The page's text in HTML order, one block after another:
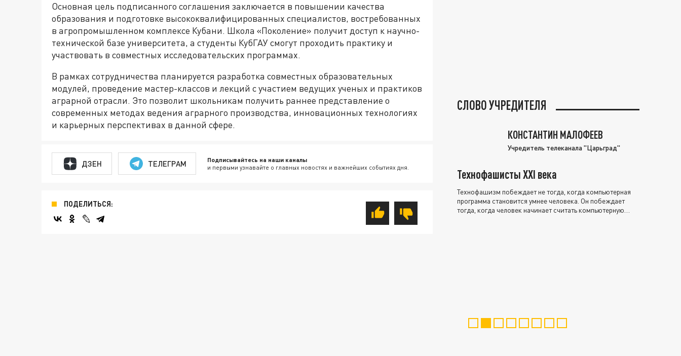
Основная цель подписанного соглашения заключается в повышении качества
образования и подготовке высококвалифицированных специалистов, востребованных
в агропромышленном комплексе Кубани. Школа «Поколение» получит доступ к научно-
технической базе университета, а студенты КубГАУ смогут проходить практику и
участвовать в совместных исследовательских программах.
В рамках сотрудничества планируется разработка совместных образовательных
модулей, проведение мастер-классов и лекций с участием ведущих ученых и практиков
аграрной отрасли. Это позволит школьникам получить раннее представление о
современных методах ведения аграрного производства, инновационных технологиях
и карьерных перспективах в данной сфере.
ДЗЕН ТЕЛЕГРАМ Подписывайтесь на наши каналы
и первыми узнавайте о главных новостях и важнейших событиях дня.
ПОДЕЛИТЬСЯ:
СЛОВО УЧРЕДИТЕЛЯ
КОНСТАНТИН МАЛОФЕЕВ
Учредитель телеканала "Царьград"
Технофашисты XXI века
Технофашизм побеждает не тогда, когда компьютерная
программа становится умнее человека. Он побеждает
тогда, когда человек начинает считать компьютерную